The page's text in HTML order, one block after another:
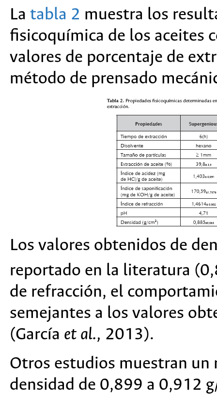
La tabla 2 muestra los
fisicoquímica de los aceites
valores de porcentaje de
método de prensado
Los valores obtenidos de
reportado en la literatura
de refracción, el
semejantes a los valores
(García et al., 2013).
Otros estudios muestran un
densidad de 0,899 a 0,912